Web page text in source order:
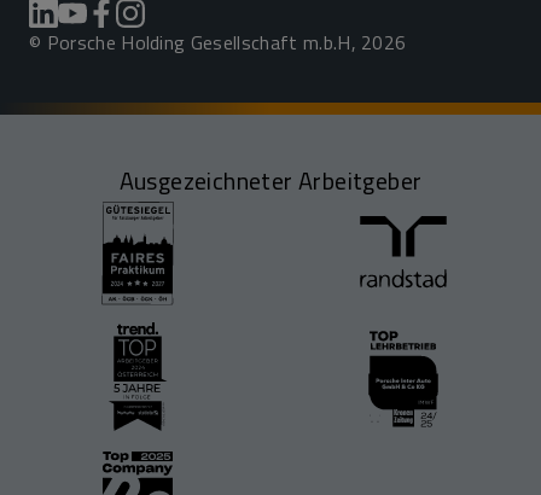
© Porsche Holding Gesellschaft m.b.H, 2026
Ausgezeichneter Arbeitgeber